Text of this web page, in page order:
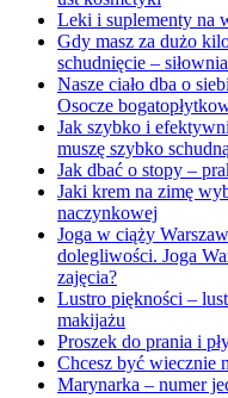
Leki i suplementy na
Gdy masz za dużo
schudnięcie –
Nasze ciało dba o
Osocze
Jak szybko i
muszę szybko
Jak dbać o stopy –
Jaki krem na zimę
naczynkowej
Joga w ciąży
dolegliwości. Joga
zajęcia?
Lustro piękności –
makijażu
Proszek do prania i
Chcesz być wiecznie
Marynarka – numer